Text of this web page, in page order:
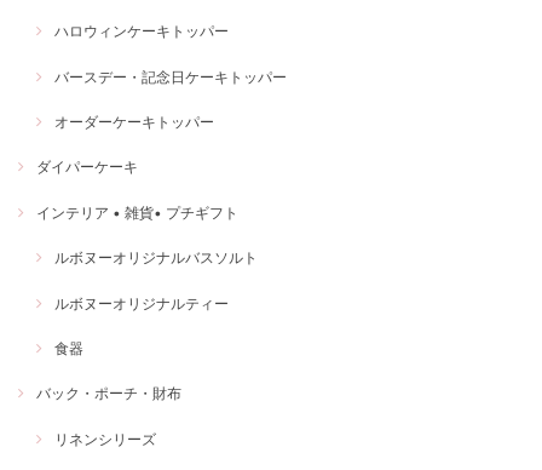
ハロウィンケーキトッパー
バースデー・記念日ケーキトッパー
オーダーケーキトッパー
ダイパーケーキ
インテリア • 雑貨• プチギフト
ルボヌーオリジナルバスソルト
ルボヌーオリジナルティー
食器
バック・ポーチ・財布
リネンシリーズ